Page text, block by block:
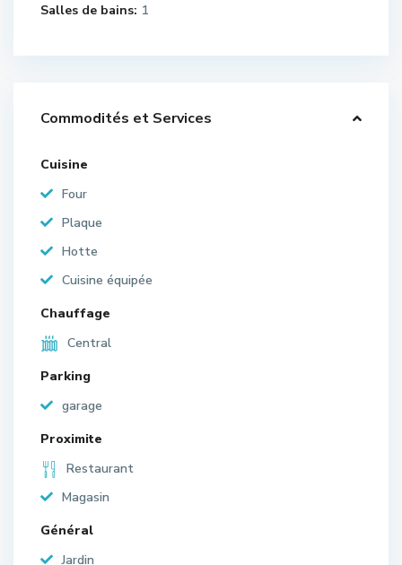
Salles de bains: 1
Commodités et Services
Cuisine
Four
Plaque
Hotte
Cuisine équipée
Chauffage
Central
Parking
garage
Proximite
Restaurant
Magasin
Général
Jardin